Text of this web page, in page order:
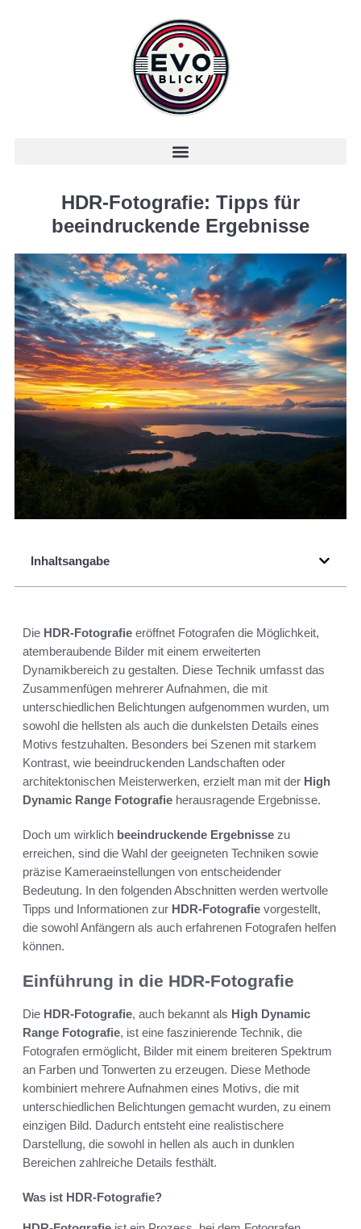
HDR-Fotografie: Tipps für
beeindruckende Ergebnisse
Inhaltsangabe
Die HDR-Fotografie eröffnet Fotografen die Möglichkeit,
atemberaubende Bilder mit einem erweiterten
Dynamikbereich zu gestalten. Diese Technik umfasst das
Zusammenfügen mehrerer Aufnahmen, die mit
unterschiedlichen Belichtungen aufgenommen wurden, um
sowohl die hellsten als auch die dunkelsten Details eines
Motivs festzuhalten. Besonders bei Szenen mit starkem
Kontrast, wie beeindruckenden Landschaften oder
architektonischen Meisterwerken, erzielt man mit der High
Dynamic Range Fotografie herausragende Ergebnisse.
Doch um wirklich beeindruckende Ergebnisse zu
erreichen, sind die Wahl der geeigneten Techniken sowie
präzise Kameraeinstellungen von entscheidender
Bedeutung. In den folgenden Abschnitten werden wertvolle
Tipps und Informationen zur HDR-Fotografie vorgestellt,
die sowohl Anfängern als auch erfahrenen Fotografen helfen
können.
Einführung in die HDR-Fotografie
Die HDR-Fotografie, auch bekannt als High Dynamic
Range Fotografie, ist eine faszinierende Technik, die
Fotografen ermöglicht, Bilder mit einem breiteren Spektrum
an Farben und Tonwerten zu erzeugen. Diese Methode
kombiniert mehrere Aufnahmen eines Motivs, die mit
unterschiedlichen Belichtungen gemacht wurden, zu einem
einzigen Bild. Dadurch entsteht eine realistischere
Darstellung, die sowohl in hellen als auch in dunklen
Bereichen zahlreiche Details festhält.
Was ist HDR-Fotografie?